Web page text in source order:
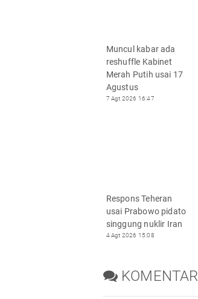
Muncul kabar ada
reshuffle Kabinet
Merah Putih usai 17
Agustus
7 Agt 2026 16:47
Respons Teheran
usai Prabowo pidato
singgung nuklir Iran
4 Agt 2026 15:08
KOMENTAR